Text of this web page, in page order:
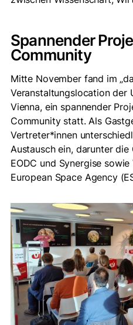
Spannender
Community
Mitte November fand im
Veranstaltungslocation der
Vienna, ein spannender
Community statt. Als
Vertreter*innen
Austausch ein, darunter die
EODC und Synergise
European Space Agency